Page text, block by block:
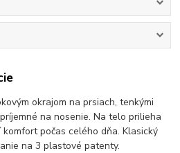
okrajom na prsiach, tenkými
na nosenie. Na telo prilieha
počas celého dňa. Klasický
na 3 plastové patenty.